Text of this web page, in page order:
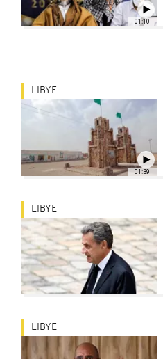
01:10
01:39
LIBYE
LIBYE
LIBYE